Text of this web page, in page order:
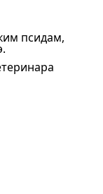
псидам,